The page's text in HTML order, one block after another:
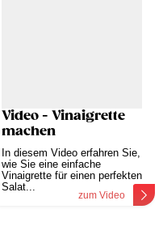
Video - Vinaigrette
machen
In diesem Video erfahren Sie,
wie Sie eine einfache
Vinaigrette für einen perfekten
Salat...
zum Video